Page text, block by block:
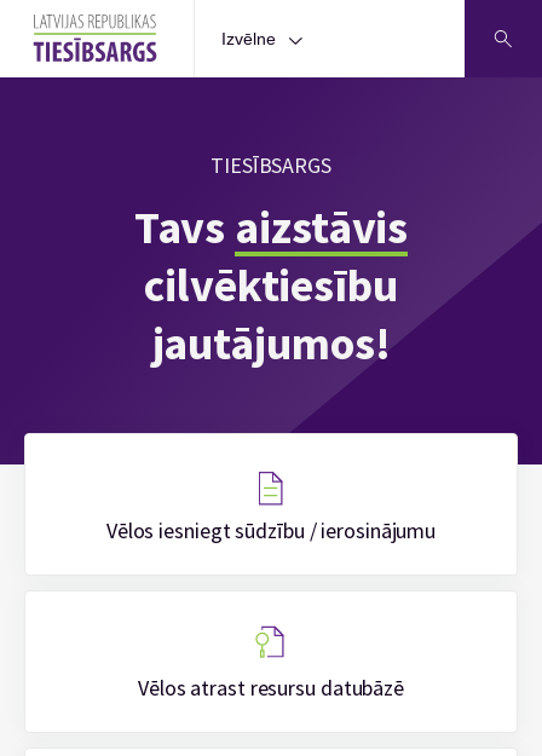
Izvēlne
TIESĪBSARGS
Tavs aizstāvis
cilvēktiesību
jautājumos!
Vēlos iesniegt sūdzību / ierosinājumu
Vēlos atrast resursu datubāzē